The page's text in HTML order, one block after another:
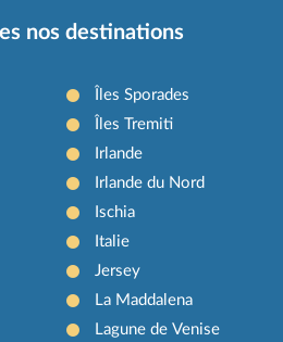
nos destinations
Îles Sporades
Îles Tremiti
Irlande
Irlande du Nord
Ischia
Italie
Jersey
La Maddalena
Lagune de Venise